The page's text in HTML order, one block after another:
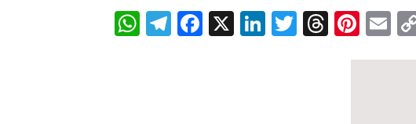
WhatsApp
Telegram
Facebook
X LinkedIn
Twitter